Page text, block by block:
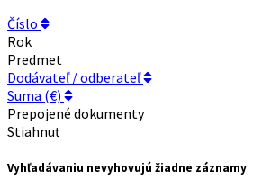
Číslo
Rok
Predmet
Dodávateľ / odberateľ
Suma (€)
Prepojené dokumenty
Stiahnuť
Vyhľadávaniu nevyhovujú žiadne záznamy